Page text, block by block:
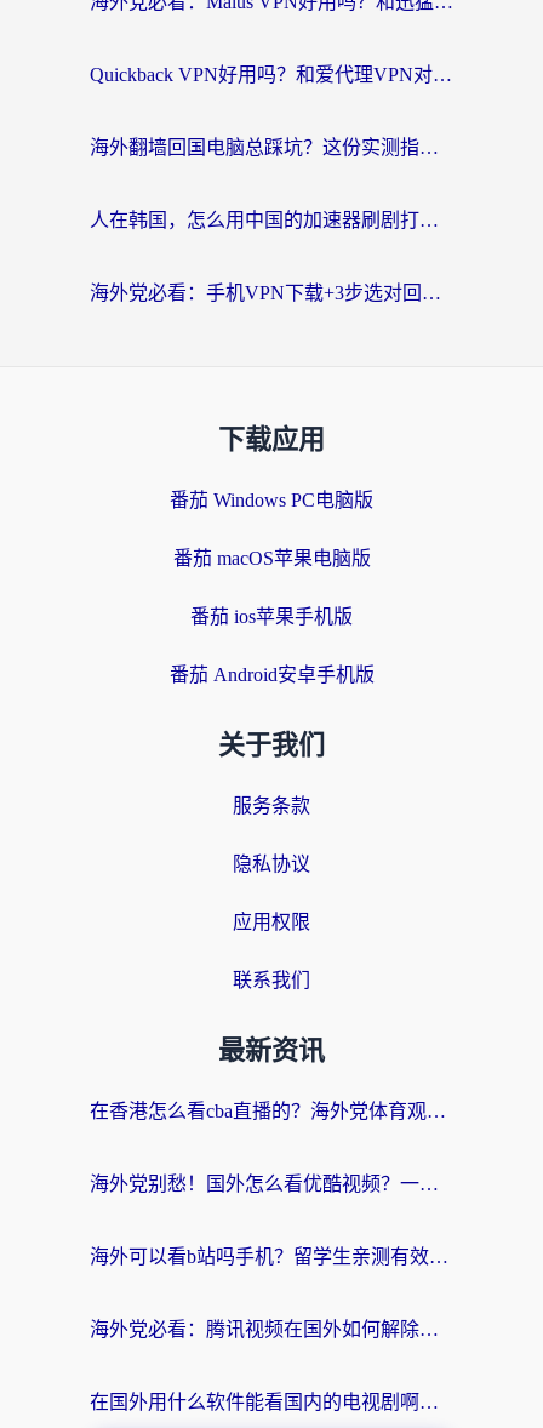
Quickback VPN好用吗？和爱代理VPN对比哪个回国效果更好？
海外翻墙回国电脑总踩坑？这份实测指南帮你选对加速器（附ChickCNinitapMalus对比）
人在韩国，怎么用中国的加速器刷剧打游戏？这份真实体验指南给你答案
海外党必看：手机VPN下载+3步选对回国加速器，无缝刷国内资源不再愁
下载应用
番茄 Windows PC电脑版
番茄 macOS苹果电脑版
番茄 ios苹果手机版
番茄 Android安卓手机版
关于我们
服务条款
隐私协议
应用权限
联系我们
最新资讯
在香港怎么看cba直播的？海外党体育观赛终极指南：告别版权限制，畅享中文解说
海外党别愁！国外怎么看优酷视频？一招解决追剧、看直播难题
海外可以看b站吗手机？留学生亲测有效的回国加速指南
海外党必看：腾讯视频在国外如何解除地域限制？附优酷咪咕使用指南
在国外用什么软件能看国内的电视剧啊？留学生亲测有效的回国加速方案